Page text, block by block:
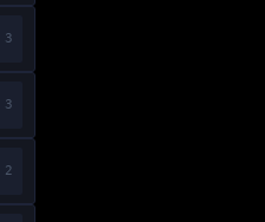
3
3
2